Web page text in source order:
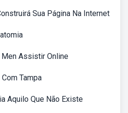
Sua Página Na Internet
Assistir Online
Tampa
Aquilo Que Não Existe